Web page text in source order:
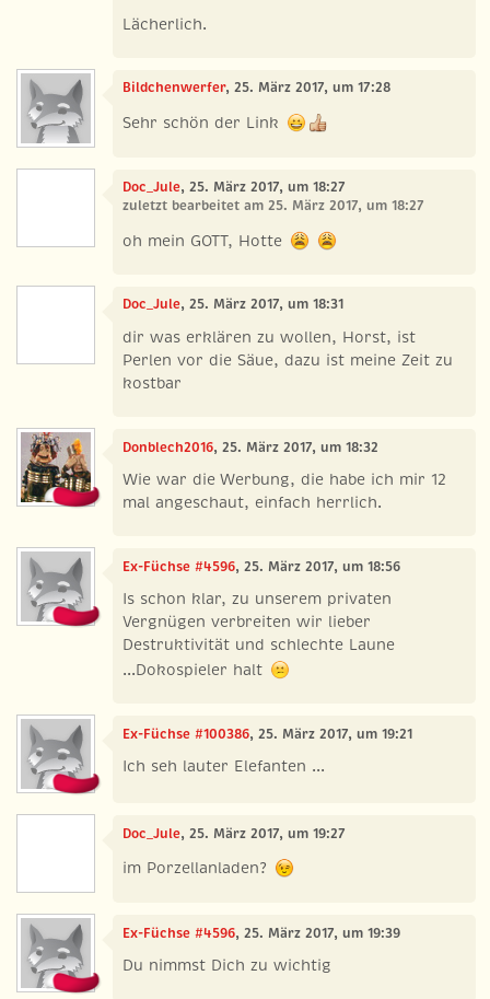
Lächerlich.
Bildchenwerfer, 25. März 2017, um 17:28
Sehr schön der Link
Doc_Jule, 25. März 2017, um 18:27
zuletzt bearbeitet am 25. März 2017, um 18:27
oh mein GOTT, Hotte
Doc_Jule, 25. März 2017, um 18:31
dir was erklären zu wollen, Horst, ist
Perlen vor die Säue, dazu ist meine Zeit zu
kostbar
Donblech2016, 25. März 2017, um 18:32
Wie war die Werbung, die habe ich mir 12
mal angeschaut, einfach herrlich.
Ex-Füchse #4596, 25. März 2017, um 18:56
Is schon klar, zu unserem privaten
Vergnügen verbreiten wir lieber
Destruktivität und schlechte Laune
...Dokospieler halt
Ex-Füchse #100386, 25. März 2017, um 19:21
Ich seh lauter Elefanten ...
Doc_Jule, 25. März 2017, um 19:27
im Porzellanladen?
Ex-Füchse #4596, 25. März 2017, um 19:39
Du nimmst Dich zu wichtig